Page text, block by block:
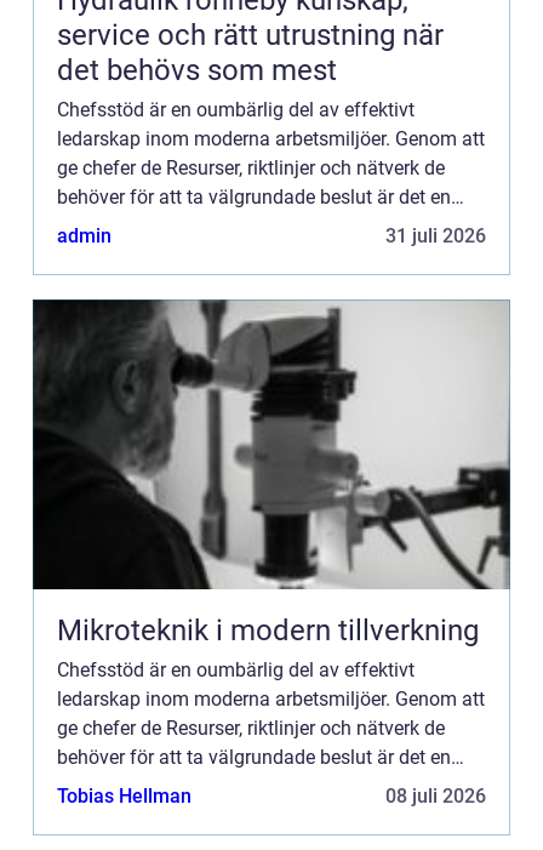
service och rätt utrustning när
det behövs som mest
Chefsstöd är en oumbärlig del av effektivt
ledarskap inom moderna arbetsmiljöer. Genom att
ge chefer de Resurser, riktlinjer och nätverk de
behöver för att ta välgrundade beslut är det en
investering f&oum...
admin 31 juli 2026
Mikroteknik i modern tillverkning
Chefsstöd är en oumbärlig del av effektivt
ledarskap inom moderna arbetsmiljöer. Genom att
ge chefer de Resurser, riktlinjer och nätverk de
behöver för att ta välgrundade beslut är det en
investering f&oum...
Tobias Hellman 08 juli 2026